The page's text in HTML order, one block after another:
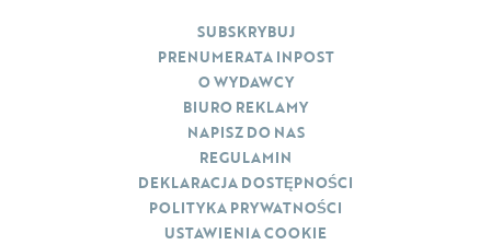
SUBSKRYBUJ
PRENUMERATA INPOST
O WYDAWCY
BIURO REKLAMY
NAPISZ DO NAS
REGULAMIN
DEKLARACJA DOSTĘPNOŚCI
POLITYKA PRYWATNOŚCI
USTAWIENIA COOKIE